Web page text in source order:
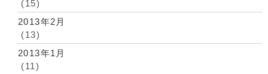
(15)
2013年2月
(13)
2013年1月
(11)